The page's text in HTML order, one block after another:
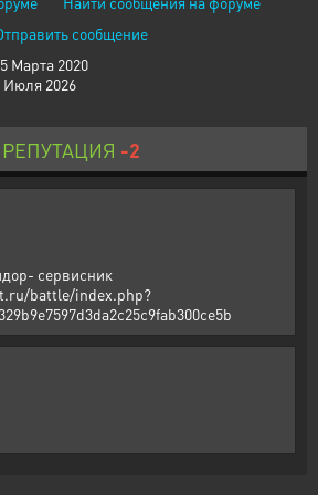
сообщение
Марта 2020
Июля 2026
РЕПУТАЦИЯ -2
сервисник
battle/index.php?